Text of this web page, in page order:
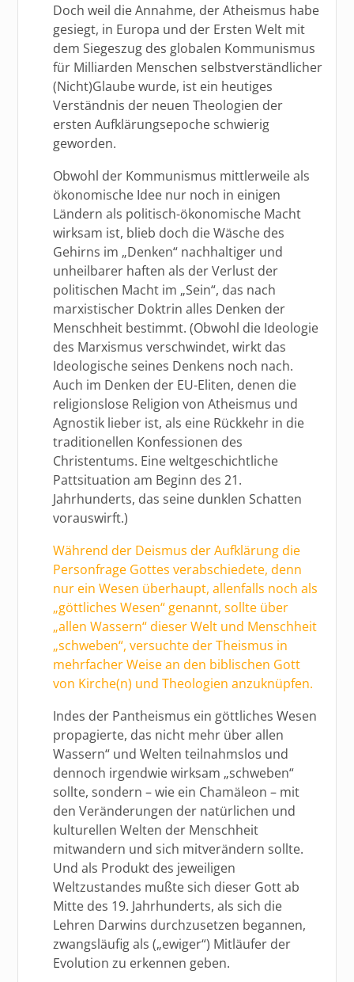
Doch weil die Annahme, der Atheismus habe
gesiegt, in Europa und der Ersten Welt mit
dem Siegeszug des globalen Kommunismus
für Milliarden Menschen selbstverständlicher
(Nicht)Glaube wurde, ist ein heutiges
Verständnis der neuen Theologien der
ersten Aufklärungsepoche schwierig
geworden.
Obwohl der Kommunismus mittlerweile als
ökonomische Idee nur noch in einigen
Ländern als politisch-ökonomische Macht
wirksam ist, blieb doch die Wäsche des
Gehirns im „Denken“ nachhaltiger und
unheilbarer haften als der Verlust der
politischen Macht im „Sein“, das nach
marxistischer Doktrin alles Denken der
Menschheit bestimmt. (Obwohl die Ideologie
des Marxismus verschwindet, wirkt das
Ideologische seines Denkens noch nach.
Auch im Denken der EU-Eliten, denen die
religionslose Religion von Atheismus und
Agnostik lieber ist, als eine Rückkehr in die
traditionellen Konfessionen des
Christentums. Eine weltgeschichtliche
Pattsituation am Beginn des 21.
Jahrhunderts, das seine dunklen Schatten
vorauswirft.)
Während der Deismus der Aufklärung die
Personfrage Gottes verabschiedete, denn
nur ein Wesen überhaupt, allenfalls noch als
„göttliches Wesen“ genannt, sollte über
„allen Wassern“ dieser Welt und Menschheit
„schweben“, versuchte der Theismus in
mehrfacher Weise an den biblischen Gott
von Kirche(n) und Theologien anzuknüpfen.
Indes der Pantheismus ein göttliches Wesen
propagierte, das nicht mehr über allen
Wassern“ und Welten teilnahmslos und
dennoch irgendwie wirksam „schweben“
sollte, sondern – wie ein Chamäleon – mit
den Veränderungen der natürlichen und
kulturellen Welten der Menschheit
mitwandern und sich mitverändern sollte.
Und als Produkt des jeweiligen
Weltzustandes mußte sich dieser Gott ab
Mitte des 19. Jahrhunderts, als sich die
Lehren Darwins durchzusetzen begannen,
zwangsläufig als („ewiger“) Mitläufer der
Evolution zu erkennen geben.